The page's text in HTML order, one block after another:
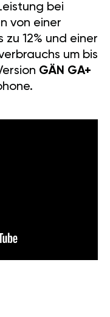
bei
von einer
12% und einer
um bis
GÄN GA+